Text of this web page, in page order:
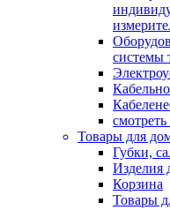
системы
смотреть
Товары для
Губки,
Изделия
Корзина
Товары